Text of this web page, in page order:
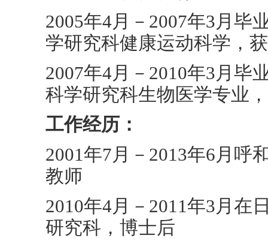
2005年4月－2007年3月毕
学研究科健康运动科学，
2007年4月－2010年3月毕
科学研究科生物医学专业
工作经历：
2001年7月－2013年6月呼
教师
2010年4月－2011年3月在
研究科，博士后